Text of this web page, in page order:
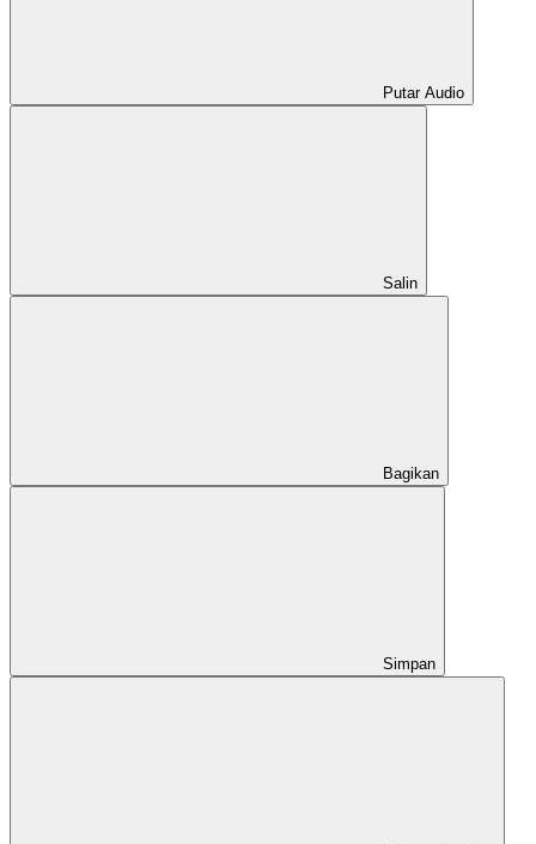
Putar Audio
Salin
Bagikan
Simpan